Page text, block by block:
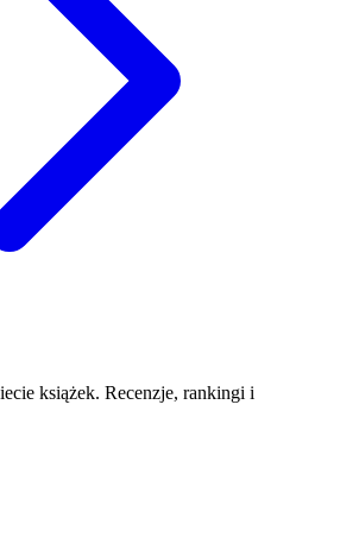
książek. Recenzje, rankingi i